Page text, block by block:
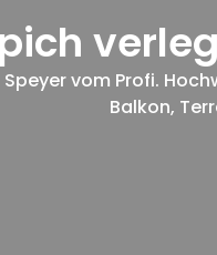
vom Profi.
Balkon,